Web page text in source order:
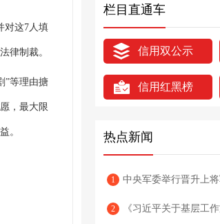
对这7人填
律制裁。
”等理由搪
，最大限
。
栏目直通车
信用双公示
信用红黑榜
热点新闻
1 中央军委举行晋升上将军衔仪式 习
2 《习近平关于基层工